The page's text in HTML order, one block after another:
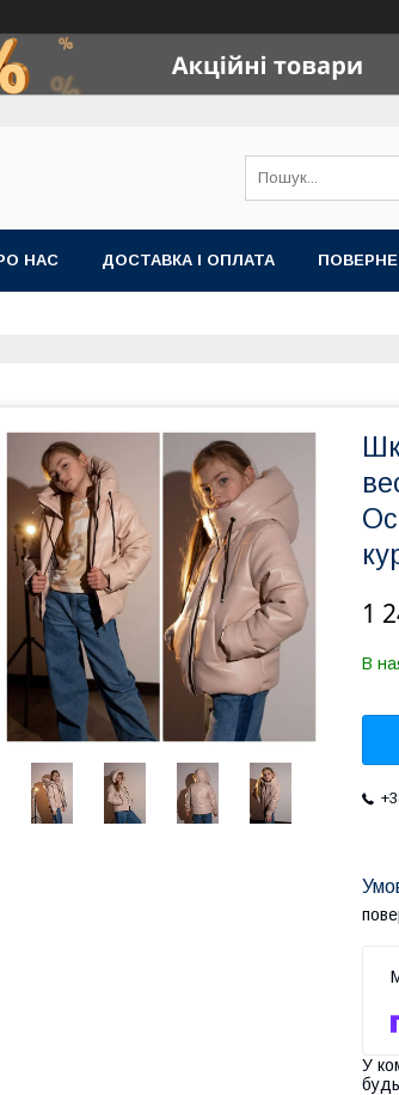
НАС ДОСТАВКА І ОПЛАТА
1
В
У